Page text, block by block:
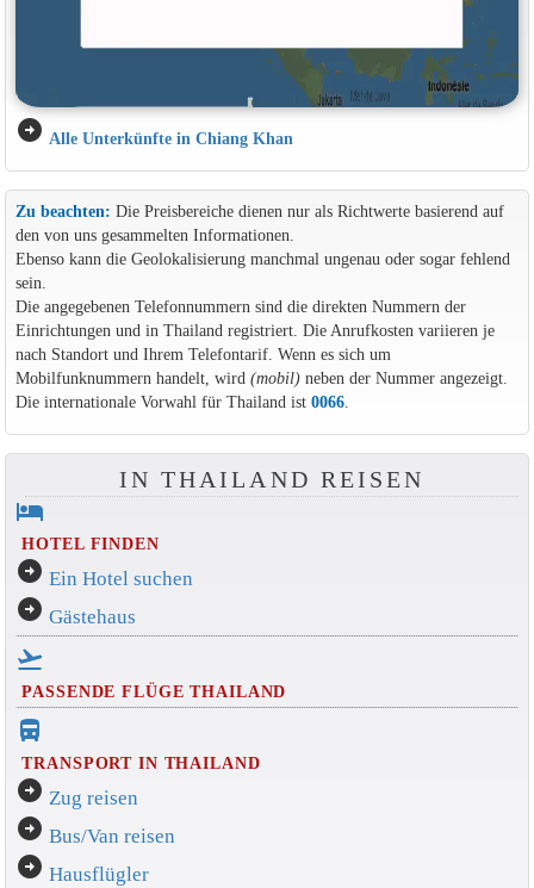
arrow_circle_right Alle Unterkünfte in Chiang Khan
Zu beachten: Die Preisbereiche dienen nur als Richtwerte basierend auf
den von uns gesammelten Informationen.
Ebenso kann die Geolokalisierung manchmal ungenau oder sogar fehlend
sein.
Die angegebenen Telefonnummern sind die direkten Nummern der
Einrichtungen und in Thailand registriert. Die Anrufkosten variieren je
nach Standort und Ihrem Telefontarif. Wenn es sich um
Mobilfunknummern handelt, wird (mobil)neben der Nummer angezeigt.
Die internationale Vorwahl für Thailand ist 0066.
IN THAILAND REISEN
hotel
HOTEL FINDEN
arrow_circle_right Ein Hotel suchen
arrow_circle_right Gästehaus
flight_takeoff
PASSENDE FLÜGE THAILAND
directions_bus_filled
TRANSPORT IN THAILAND
arrow_circle_right Zug reisen
arrow_circle_right Bus/Van reisen
arrow_circle_right Hausflügler